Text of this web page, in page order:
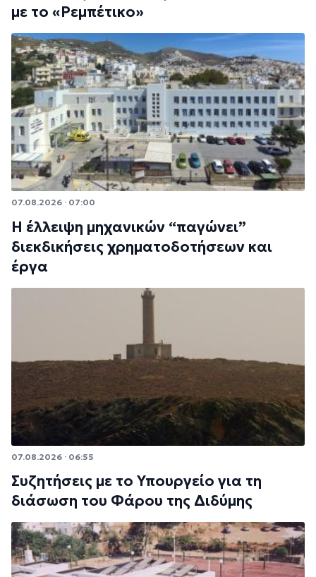
με το «Ρεμπέτικο»
07.08.2026 · 07:00
Η έλλειψη μηχανικών “παγώνει”
διεκδικήσεις χρηματοδοτήσεων και
έργα
07.08.2026 · 06:55
Συζητήσεις με το Υπουργείο για τη
διάσωση του Φάρου της Διδύμης